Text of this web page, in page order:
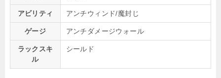
アビリティ アンチウィンド/魔封じ
ゲージ アンチダメージウォール
ラックスキ
ル
シールド